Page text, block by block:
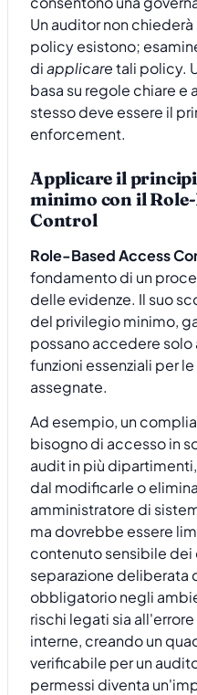
Un auditor non
policy esistono;
diapplicaretali policy.
basa su regole chiare e
stesso deve essere il
enforcement.
Applicare il
minimo con il Role-
Control
Role-Based Access
fondamento di un
delle evidenze. Il suo
del privilegio minimo,
possano accedere solo
funzioni essenziali per
assegnate.
Ad esempio, un
bisogno di accesso in
audit in più
dal modificarle o
amministratore di
ma dovrebbe essere
contenuto sensibile
separazione deliberata
obbligatorio negli
rischi legati sia
interne, creando un
verificabile per un
permessi diventa